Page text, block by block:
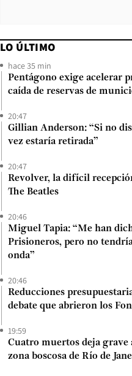
LO ÚLTIMO
hace 35 min
Pentágono exige acelerar
caída de reservas de
20:47
Gillian Anderson: “Si no
vez estaría retirada”
20:47
Revolver, la difícil
The Beatles
20:46
Miguel Tapia: “Me han
Prisioneros, pero no
onda”
20:46
Reducciones
debate que abrieron los
19:59
Cuatro muertos deja
zona boscosa de Río de